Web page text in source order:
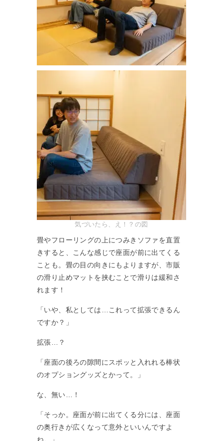
気づいたら、え！？の図
畳やフローリングの上につみきソファを直置
きすると、こんな感じで座面が前に出てくる
ことも。畳の目の向きにもよりますが、市販
の滑り止めマットを挟むことで滑りは緩和さ
れます！
「いや、私としては…これって拡張できるん
ですか？」
拡張…？
「座面の後ろの隙間にスポッと入れれる棒状
のオプショングッズとかって。」
な、無い…！
「そっか。座面が前に出てくる分には、座面
の奥行きが広くなって意外といいんですよ
ね。」